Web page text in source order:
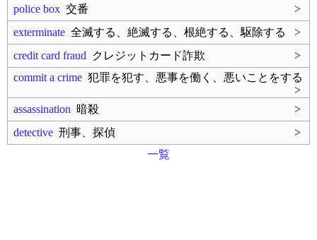
police box 交番
>
exterminate 全滅する、絶滅する、根絶する、駆除する
>
credit card fraud クレジットカード詐欺
>
commit a crime 犯罪を犯す、悪事を働く、悪いことをする
>
assassination 暗殺
>
detective 刑事、探偵
>
一覧